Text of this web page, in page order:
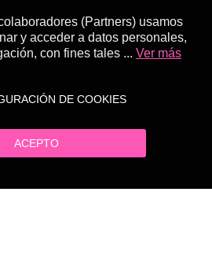
(Partners) usamos
y acceder a datos personales,
con fines tales ... Ver más
DE COOKIES
ACEPTO